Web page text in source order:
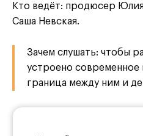
Кто ведёт: продюсер
Саша Невская.
Зачем слушать: чтобы
устроено современное
граница между ним и